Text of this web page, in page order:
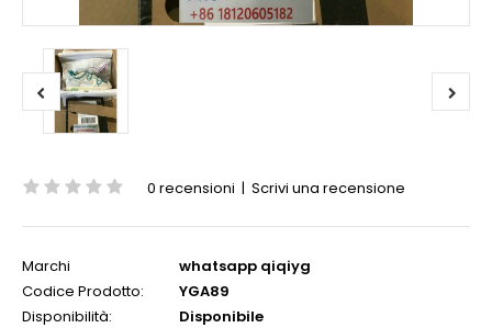
0 recensioni | Scrivi una recensione
Marchi
whatsapp qiqiyg
Codice Prodotto:
YGA89
Disponibilità:
Disponibile